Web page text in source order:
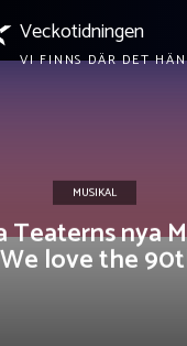
Veckotidningen
VI FINNS DÄR DET
MUSIKAL
Teaterns nya
love the